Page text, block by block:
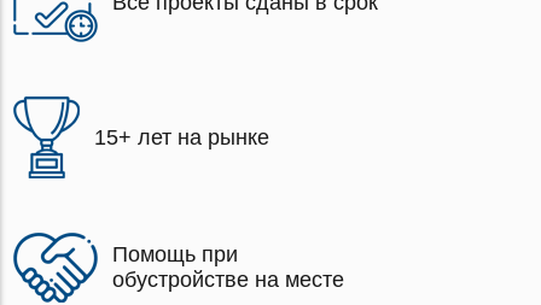
15+ лет на рынке
Помощь при
обустройстве на месте